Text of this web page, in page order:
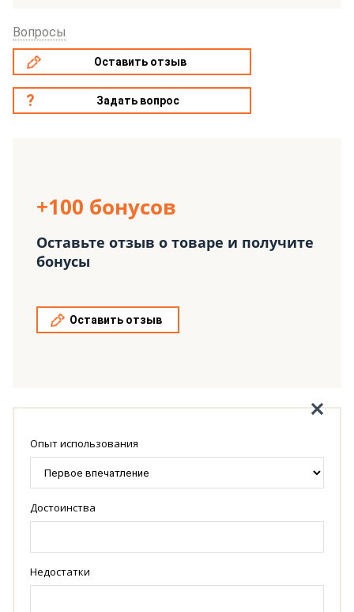
Вопросы
Оставить отзыв
Задать вопрос
+100 бонусов
Оставьте отзыв о товаре и получите
бонусы
Оставить отзыв
Опыт использования
Достоинства
Недостатки